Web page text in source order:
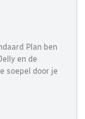
Plan ben
en de
soepel door je